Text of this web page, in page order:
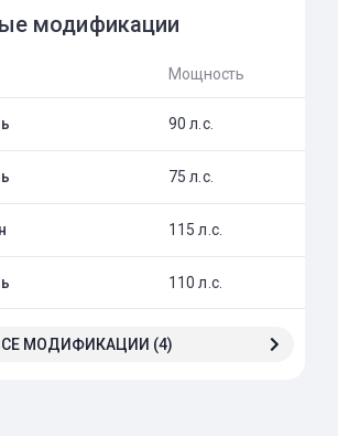
модификации
Мощность
90 л.с.
75 л.с.
115 л.с.
110 л.с.
МОДИФИКАЦИИ (4)